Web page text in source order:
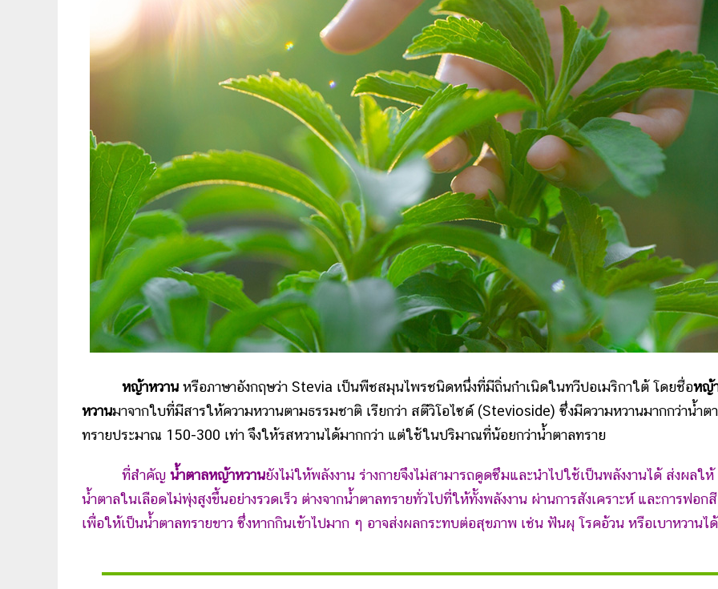
หญ้าหวาน หรือภาษาอังกฤษว่า Stevia เป็นพืชสมุนไพรชนิดหนึ่งที่มีถิ่นกำเนิดในทวีปอเมริกาใต้ โดยชื่อหญ้
หวานมาจากใบที่มีสารให้ความหวานตามธรรมชาติ เรียกว่า สตีวิโอไซด์ (Stevioside) ซึ่งมีความหวานมากกว่าน้ำต
ทรายประมาณ 150-300 เท่า จึงให้รสหวานได้มากกว่า แต่ใช้ในปริมาณที่น้อยกว่าน้ำตาลทราย
ที่สำคัญ น้ำตาลหญ้าหวานยังไม่ให้พลังงาน ร่างกายจึงไม่สามารถดูดซึมและนำไปใช้เป็นพลังงานได้ ส่งผลให้
น้ำตาลในเลือดไม่พุ่งสูงขึ้นอย่างรวดเร็ว ต่างจากน้ำตาลทรายทั่วไปที่ให้ทั้งพลังงาน ผ่านการสังเคราะห์ และการฟอกสี
เพื่อให้เป็นน้ำตาลทรายขาว ซึ่งหากกินเข้าไปมาก ๆ อาจส่งผลกระทบต่อสุขภาพ เช่น ฟันผุ โรคอ้วน หรือเบาหวานได้